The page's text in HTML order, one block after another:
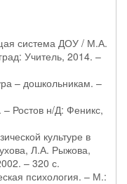
система ДОУ / М.А.
Учитель, 2014. –
– дошкольникам. –
Ростов н/Д: Феникс,
культуре в
Л.А. Рыжова,
– 320 с.
психология. – М.: